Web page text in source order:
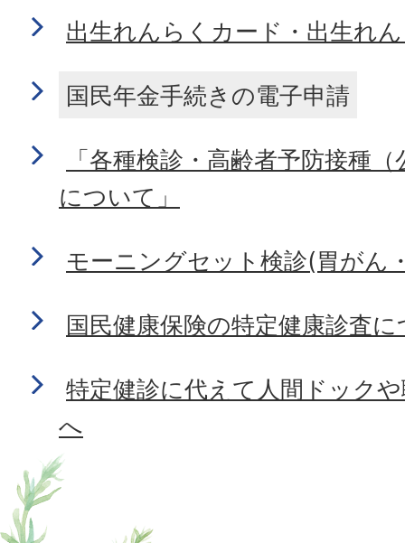
出生れんらくカード・出生れ
国民年金手続きの電子申請
「各種検診・高齢者予防接種
について」
モーニングセット検診(胃がん
国民健康保険の特定健康診査
特定健診に代えて人間ドック
へ